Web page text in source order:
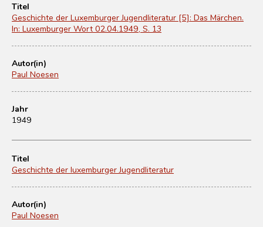
Titel
Geschichte der Luxemburger Jugendliteratur [5]: Das Märchen.
In: Luxemburger Wort 02.04.1949, S. 13
Autor(in)
Paul Noesen
Jahr
1949
Titel
Geschichte der luxemburger Jugendliteratur
Autor(in)
Paul Noesen